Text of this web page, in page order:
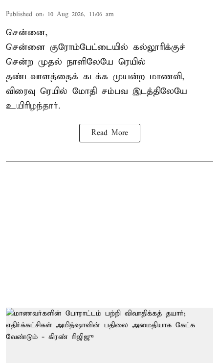
Published on: 10 Aug 2026, 11:06 am
சென்னை,
சென்னை குரோம்பேட்டையில் கல்லூரிக்குச்
சென்ற முதல் நாளிலேயே ரெயில்
தண்டவாளத்தைக் கடக்க முயன்ற மாணவி,
விரைவு ரெயில் மோதி சம்பவ இடத்திலேயே
உயிரிழந்தார்.
Read More